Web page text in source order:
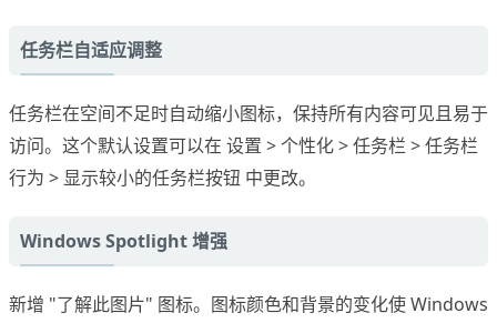
任务栏自适应调整
任务栏在空间不足时自动缩小图标，保持所有内容可见且易于
访问。这个默认设置可以在 设置 > 个性化 > 任务栏 > 任务栏
行为 > 显示较小的任务栏按钮 中更改。
Windows Spotlight 增强
新增 "了解此图片" 图标。图标颜色和背景的变化使 Windows